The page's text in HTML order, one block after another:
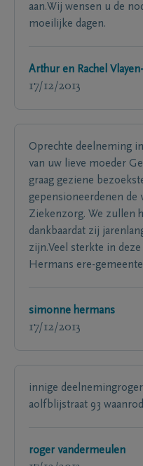
aan.Wij wensen u de
moeilijke dagen.
Arthur en Rachel
17/12/2013
Oprechte deelneming
van uw lieve moeder
graag geziene
gepensioneerdenen de
Ziekenzorg. We zullen
dankbaardat zij
zijn.Veel sterkte in
Hermans ere-
simonne hermans
17/12/2013
innige
aolfblijstraat 93
roger vandermeulen